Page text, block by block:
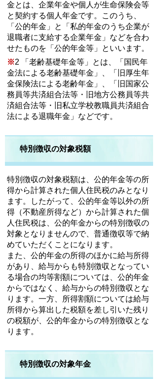
金とは、企業年金や個人が生命保険会等
と契約する個人年金です。このうち、
「公的年金」と「私的年金のうち企業が
退職者に支給する企業年金」などを合わ
せたものを「公的年金等」といいます。
※2 「老齢基礎年金等」とは、「国民年
金法による老齢基礎年金」、「旧厚生年
金保険法による老齢年金」、「旧国家公
務員等共済組合法等・旧地方公務員等共
済組合法等・旧私立学校教職員共済組合
法による退職年金」などです。
特別徴収の対象税額
特別徴収の対象税額は、公的年金等の所
得から計算された個人住民税のみとなり
ます。したがって、公的年金等以外の所
得（不動産所得など）から計算された個
人住民税は、公的年金からの特別徴収の
対象となりませんので、普通徴収等で納
めていただくことになります。
また、公的年金の所得のほかに給与所得
があり、給与からも特別徴収となってい
る場合の均等割額については、公的年金
からではなく、給与からの特別徴収とな
ります。一方、所得割額については給与
所得から算出した税額を差し引いた残り
の税額が、公的年金からの特別徴収とな
ります。
特別徴収の対象年金